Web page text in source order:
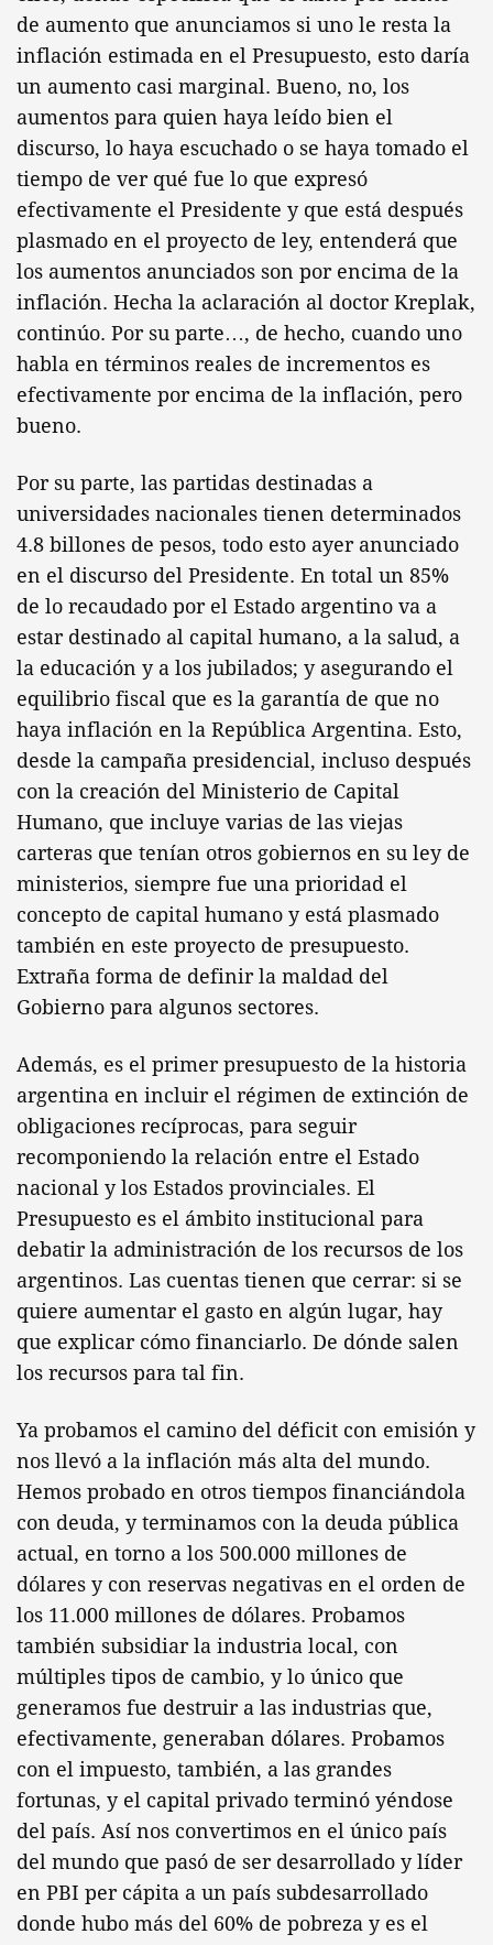
de aumento que anunciamos si uno le resta la
inflación estimada en el Presupuesto, esto daría
un aumento casi marginal. Bueno, no, los
aumentos para quien haya leído bien el
discurso, lo haya escuchado o se haya tomado el
tiempo de ver qué fue lo que expresó
efectivamente el Presidente y que está después
plasmado en el proyecto de ley, entenderá que
los aumentos anunciados son por encima de la
inflación. Hecha la aclaración al doctor Kreplak,
continúo. Por su parte…, de hecho, cuando uno
habla en términos reales de incrementos es
efectivamente por encima de la inflación, pero
bueno.
Por su parte, las partidas destinadas a
universidades nacionales tienen determinados
4.8 billones de pesos, todo esto ayer anunciado
en el discurso del Presidente. En total un 85%
de lo recaudado por el Estado argentino va a
estar destinado al capital humano, a la salud, a
la educación y a los jubilados; y asegurando el
equilibrio fiscal que es la garantía de que no
haya inflación en la República Argentina. Esto,
desde la campaña presidencial, incluso después
con la creación del Ministerio de Capital
Humano, que incluye varias de las viejas
carteras que tenían otros gobiernos en su ley de
ministerios, siempre fue una prioridad el
concepto de capital humano y está plasmado
también en este proyecto de presupuesto.
Extraña forma de definir la maldad del
Gobierno para algunos sectores.
Además, es el primer presupuesto de la historia
argentina en incluir el régimen de extinción de
obligaciones recíprocas, para seguir
recomponiendo la relación entre el Estado
nacional y los Estados provinciales. El
Presupuesto es el ámbito institucional para
debatir la administración de los recursos de los
argentinos. Las cuentas tienen que cerrar: si se
quiere aumentar el gasto en algún lugar, hay
que explicar cómo financiarlo. De dónde salen
los recursos para tal fin.
Ya probamos el camino del déficit con emisión y
nos llevó a la inflación más alta del mundo.
Hemos probado en otros tiempos financiándola
con deuda, y terminamos con la deuda pública
actual, en torno a los 500.000 millones de
dólares y con reservas negativas en el orden de
los 11.000 millones de dólares. Probamos
también subsidiar la industria local, con
múltiples tipos de cambio, y lo único que
generamos fue destruir a las industrias que,
efectivamente, generaban dólares. Probamos
con el impuesto, también, a las grandes
fortunas, y el capital privado terminó yéndose
del país. Así nos convertimos en el único país
del mundo que pasó de ser desarrollado y líder
en PBI per cápita a un país subdesarrollado
donde hubo más del 60% de pobreza y es el